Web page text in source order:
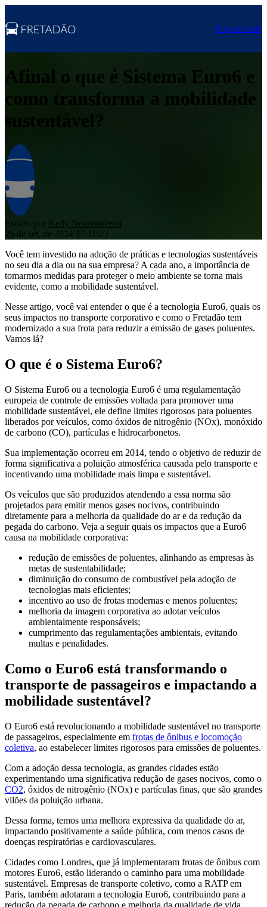
Ir para o site
Afinal o que é Sistema Euro6 e
como transforma a mobilidade
sustentável?
Escrito por Kelly Nepomucena
25 de set. de 2024 17:11:23
Você tem investido na adoção de práticas e tecnologias sustentáveis
no seu dia a dia ou na sua empresa? A cada ano, a importância de
tomarmos medidas para proteger o meio ambiente se torna mais
evidente, como a mobilidade sustentável.
Nesse artigo, você vai entender o que é a tecnologia Euro6, quais os
seus impactos no transporte corporativo e como o Fretadão tem
modernizado a sua frota para reduzir a emissão de gases poluentes.
Vamos lá?
O que é o Sistema Euro6?
O Sistema Euro6 ou a tecnologia Euro6 é uma regulamentação
europeia de controle de emissões voltada para promover uma
mobilidade sustentável, ele define limites rigorosos para poluentes
liberados por veículos, como óxidos de nitrogênio (NOx), monóxido
de carbono (CO), partículas e hidrocarbonetos.
Sua implementação ocorreu em 2014, tendo o objetivo de reduzir de
forma significativa a poluição atmosférica causada pelo transporte e
incentivando uma mobilidade mais limpa e sustentável.
Os veículos que são produzidos atendendo a essa norma são
projetados para emitir menos gases nocivos, contribuindo
diretamente para a melhoria da qualidade do ar e da redução da
pegada do carbono. Veja a seguir quais os impactos que a Euro6
causa na mobilidade corporativa:
redução de emissões de poluentes, alinhando as empresas às
metas de sustentabilidade;
diminuição do consumo de combustível pela adoção de
tecnologias mais eficientes;
incentivo ao uso de frotas modernas e menos poluentes;
melhoria da imagem corporativa ao adotar veículos
ambientalmente responsáveis;
cumprimento das regulamentações ambientais, evitando
multas e penalidades.
Como o Euro6 está transformando o
transporte de passageiros e impactando a
mobilidade sustentável?
O Euro6 está revolucionando a mobilidade sustentável no transporte
de passageiros, especialmente em frotas de ônibus e locomoção
coletiva, ao estabelecer limites rigorosos para emissões de poluentes.
Com a adoção dessa tecnologia, as grandes cidades estão
experimentando uma significativa redução de gases nocivos, como o
CO2, óxidos de nitrogênio (NOx) e partículas finas, que são grandes
vilões da poluição urbana.
Dessa forma, temos uma melhora expressiva da qualidade do ar,
impactando positivamente a saúde pública, com menos casos de
doenças respiratórias e cardiovasculares.
Cidades como Londres, que já implementaram frotas de ônibus com
motores Euro6, estão liderando o caminho para uma mobilidade
sustentável. Empresas de transporte coletivo, como a RATP em
Paris, também adotaram a tecnologia Euro6, contribuindo para a
redução da pegada de carbono e melhoria da qualidade de vida.